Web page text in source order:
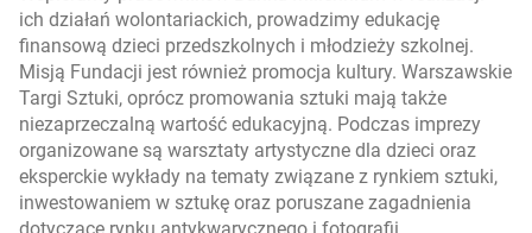
ich działań wolontariackich, prowadzimy edukację
finansową dzieci przedszkolnych i młodzieży szkolnej.
Misją Fundacji jest również promocja kultury. Warszawskie
Targi Sztuki, oprócz promowania sztuki mają także
niezaprzeczalną wartość edukacyjną. Podczas imprezy
organizowane są warsztaty artystyczne dla dzieci oraz
eksperckie wykłady na tematy związane z rynkiem sztuki,
inwestowaniem w sztukę oraz poruszane zagadnienia